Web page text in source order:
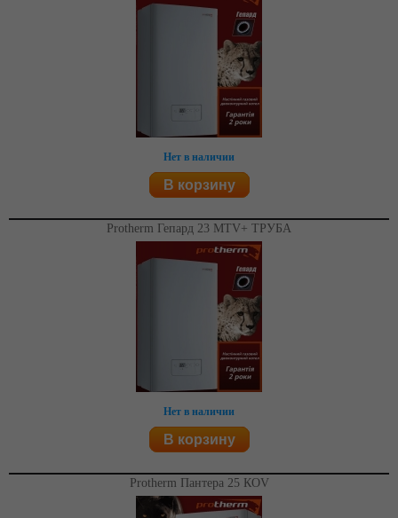
Нет в наличии
В корзину
Protherm Гепард 23 MTV+ ТРУБА
Нет в наличии
В корзину
Protherm Пантера 25 КOV